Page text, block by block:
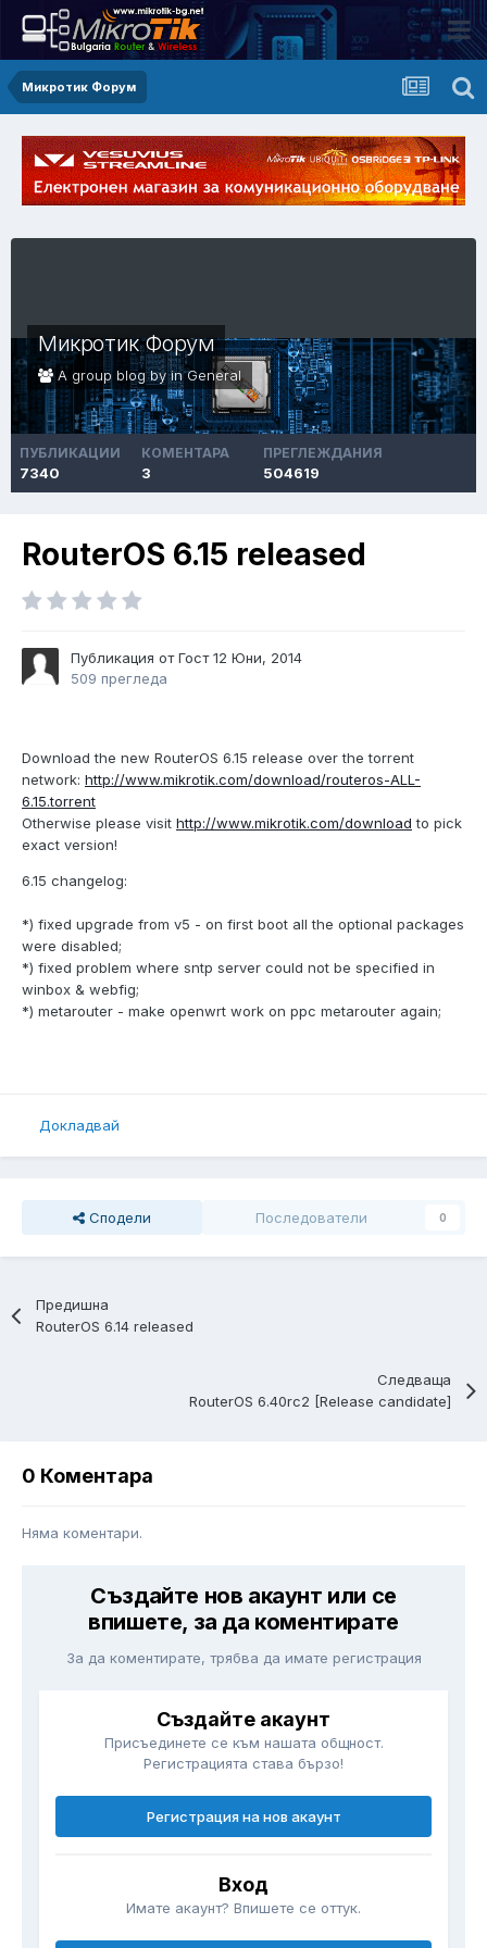
Микротик Форум
Микротик Форум
A group blog by inGeneral
ПУБЛИКАЦИИ
7340
КОМЕНТАРА
3
ПРЕГЛЕЖДАНИЯ
504619
RouterOS 6.15 released
Публикация от Гост12 Юни, 2014
509 прегледа
Download the new RouterOS 6.15 release over the torrent
network: http://www.mikrotik.com/download/routeros-ALL-
6.15.torrent
Otherwise please visit http://www.mikrotik.com/download to pick
exact version!
6.15 changelog:
*) fixed upgrade from v5 - on first boot all the optional packages
were disabled;
*) fixed problem where sntp server could not be specified in
winbox & webfig;
*) metarouter - make openwrt work on ppc metarouter again;
Докладвай
Сподели Последователи 0
Предишна
RouterOS 6.14 released
Следваща
RouterOS 6.40rc2 [Release candidate]
0 Коментара
Няма коментари.
Създайте нов акаунт или се
впишете, за да коментирате
За да коментирате, трябва да имате регистрация
Създайте акаунт
Присъединете се към нашата общност.
Регистрацията става бързо!
Регистрация на нов акаунт
Вход
Имате акаунт? Впишете се оттук.